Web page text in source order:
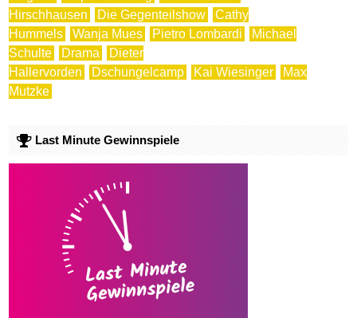
Hirschhausen
Die Gegenteilshow
Cathy
Hummels
Wanja Mues Pietro Lombardi
Michael
Schulte
Drama
Dieter
Hallervorden
Dschungelcamp Kai Wiesinger
Max
Mutzke
Last Minute Gewinnspiele